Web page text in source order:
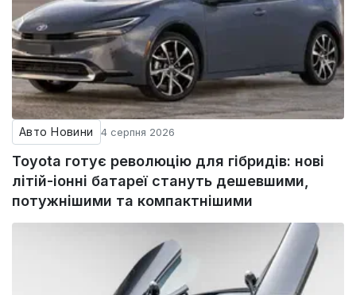
Авто Новини 4 серпня 2026
Toyota готує революцію для гібридів: нові
літій-іонні батареї стануть дешевшими,
потужнішими та компактнішими